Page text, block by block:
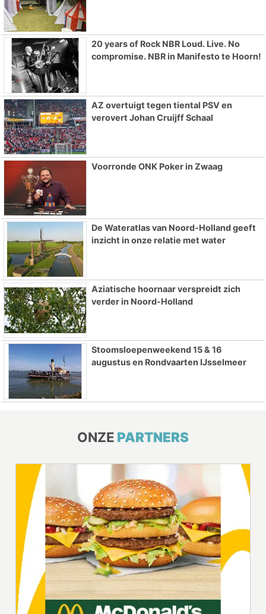
20 years of Rock NBR Loud. Live. No
compromise. NBR in Manifesto te Hoorn!
AZ overtuigt tegen tiental PSV en
verovert Johan Cruijff Schaal
Voorronde ONK Poker in Zwaag
De Wateratlas van Noord-Holland geeft
inzicht in onze relatie met water
Aziatische hoornaar verspreidt zich
verder in Noord-Holland
Stoomsloepenweekend 15 & 16
augustus en Rondvaarten IJsselmeer
ONZE PARTNERS